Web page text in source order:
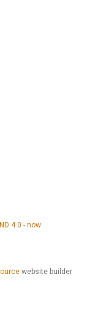
4.0 - now
website builder